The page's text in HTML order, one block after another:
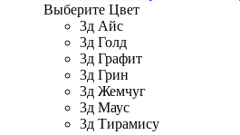
Выберите Цвет
3д Айс
3д Голд
3д Графит
3д Грин
3д Жемчуг
3д Маус
3д Тирамису